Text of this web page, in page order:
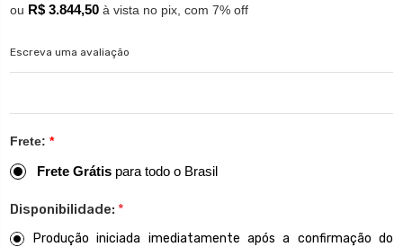
ou R$ 3.844,50 à vista no pix, com 7% off
Escreva uma avaliação
Frete: *
Frete Grátis para todo o Brasil
Disponibilidade: *
Produção iniciada imediatamente após a confirmação do